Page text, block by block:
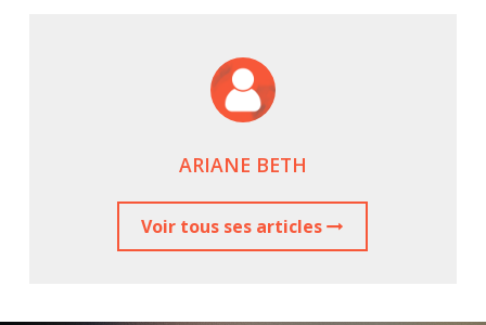
ARIANE BETH
Voir tous ses articles